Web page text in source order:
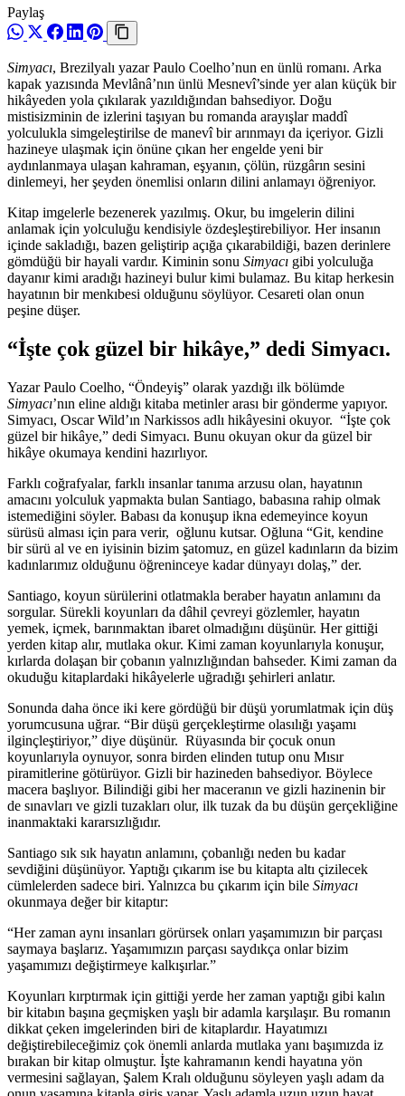
Paylaş
Simyacı, Brezilyalı yazar Paulo Coelho’nun en ünlü romanı. Arka
kapak yazısında Mevlânâ’nın ünlü Mesnevî’sinde yer alan küçük bir
hikâyeden yola çıkılarak yazıldığından bahsediyor. Doğu
mistisizminin de izlerini taşıyan bu romanda arayışlar maddî
yolculukla simgeleştirilse de manevî bir arınmayı da içeriyor. Gizli
hazineye ulaşmak için önüne çıkan her engelde yeni bir
aydınlanmaya ulaşan kahraman, eşyanın, çölün, rüzgârın sesini
dinlemeyi, her şeyden önemlisi onların dilini anlamayı öğreniyor.
Kitap imgelerle bezenerek yazılmış. Okur, bu imgelerin dilini
anlamak için yolculuğu kendisiyle özdeşleştirebiliyor. Her insanın
içinde sakladığı, bazen geliştirip açığa çıkarabildiği, bazen derinlere
gömdüğü bir hayali vardır. Kiminin sonu Simyacı gibi yolculuğa
dayanır kimi aradığı hazineyi bulur kimi bulamaz. Bu kitap herkesin
hayatının bir menkıbesi olduğunu söylüyor. Cesareti olan onun
peşine düşer.
“İşte çok güzel bir hikâye,” dedi Simyacı.
Yazar Paulo Coelho, “Öndeyiş” olarak yazdığı ilk bölümde
Simyacı’nın eline aldığı kitaba metinler arası bir gönderme yapıyor.
Simyacı, Oscar Wild’ın Narkissos adlı hikâyesini okuyor. “İşte çok
güzel bir hikâye,” dedi Simyacı. Bunu okuyan okur da güzel bir
hikâye okumaya kendini hazırlıyor.
Farklı coğrafyalar, farklı insanlar tanıma arzusu olan, hayatının
amacını yolculuk yapmakta bulan Santiago, babasına rahip olmak
istemediğini söyler. Babası da konuşup ikna edemeyince koyun
sürüsü alması için para verir, oğlunu kutsar. Oğluna “Git, kendine
bir sürü al ve en iyisinin bizim şatomuz, en güzel kadınların da bizim
kadınlarımız olduğunu öğreninceye kadar dünyayı dolaş,” der.
Santiago, koyun sürülerini otlatmakla beraber hayatın anlamını da
sorgular. Sürekli koyunları da dâhil çevreyi gözlemler, hayatın
yemek, içmek, barınmaktan ibaret olmadığını düşünür. Her gittiği
yerden kitap alır, mutlaka okur. Kimi zaman koyunlarıyla konuşur,
kırlarda dolaşan bir çobanın yalnızlığından bahseder. Kimi zaman da
okuduğu kitaplardaki hikâyelerle uğradığı şehirleri anlatır.
Sonunda daha önce iki kere gördüğü bir düşü yorumlatmak için düş
yorumcusuna uğrar. “Bir düşü gerçekleştirme olasılığı yaşamı
ilginçleştiriyor,” diye düşünür. Rüyasında bir çocuk onun
koyunlarıyla oynuyor, sonra birden elinden tutup onu Mısır
piramitlerine götürüyor. Gizli bir hazineden bahsediyor. Böylece
macera başlıyor. Bilindiği gibi her maceranın ve gizli hazinenin bir
de sınavları ve gizli tuzakları olur, ilk tuzak da bu düşün gerçekliğine
inanmaktaki kararsızlığıdır.
Santiago sık sık hayatın anlamını, çobanlığı neden bu kadar
sevdiğini düşünüyor. Yaptığı çıkarım ise bu kitapta altı çizilecek
cümlelerden sadece biri. Yalnızca bu çıkarım için bile Simyacı
okunmaya değer bir kitaptır:
“Her zaman aynı insanları görürsek onları yaşamımızın bir parçası
saymaya başlarız. Yaşamımızın parçası saydıkça onlar bizim
yaşamımızı değiştirmeye kalkışırlar.”
Koyunları kırptırmak için gittiği yerde her zaman yaptığı gibi kalın
bir kitabın başına geçmişken yaşlı bir adamla karşılaşır. Bu romanın
dikkat çeken imgelerinden biri de kitaplardır. Hayatımızı
değiştirebileceğimiz çok önemli anlarda mutlaka yanı başımızda iz
bırakan bir kitap olmuştur. İşte kahramanın kendi hayatına yön
vermesini sağlayan, Şalem Kralı olduğunu söyleyen yaşlı adam da